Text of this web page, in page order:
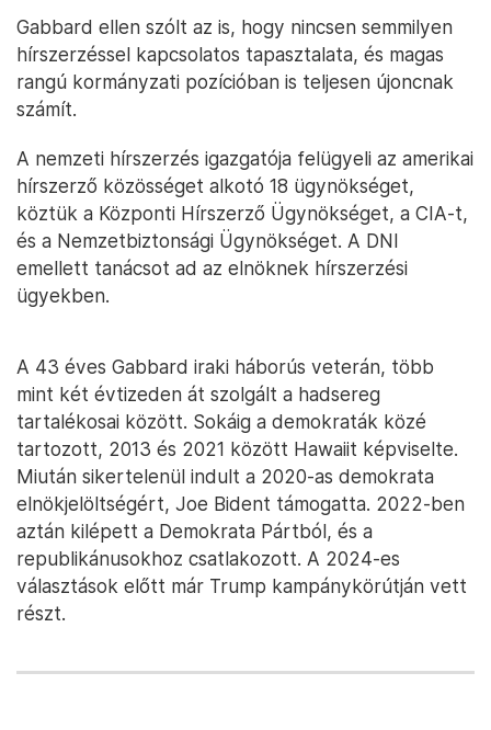
Gabbard ellen szólt az is, hogy nincsen semmilyen
hírszerzéssel kapcsolatos tapasztalata, és magas
rangú kormányzati pozícióban is teljesen újoncnak
számít.
A nemzeti hírszerzés igazgatója felügyeli az amerikai
hírszerző közösséget alkotó 18 ügynökséget,
köztük a Központi Hírszerző Ügynökséget, a CIA-t,
és a Nemzetbiztonsági Ügynökséget. A DNI
emellett tanácsot ad az elnöknek hírszerzési
ügyekben.
A 43 éves Gabbard iraki háborús veterán, több
mint két évtizeden át szolgált a hadsereg
tartalékosai között. Sokáig a demokraták közé
tartozott, 2013 és 2021 között Hawaiit képviselte.
Miután sikertelenül indult a 2020-as demokrata
elnökjelöltségért, Joe Bident támogatta. 2022-ben
aztán kilépett a Demokrata Pártból, és a
republikánusokhoz csatlakozott. A 2024-es
választások előtt már Trump kampánykörútján vett
részt.